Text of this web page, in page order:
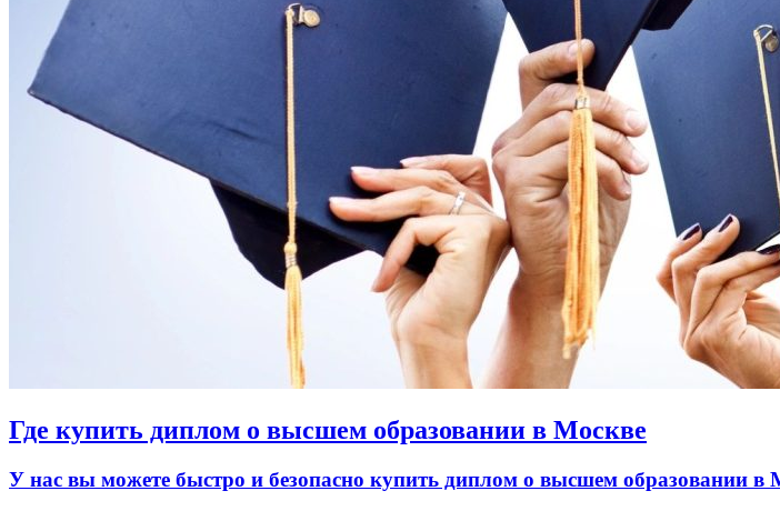
Где купить диплом о высшем образовании в Москве
У нас вы можете быстро и безопасно купить диплом о высшем образовании